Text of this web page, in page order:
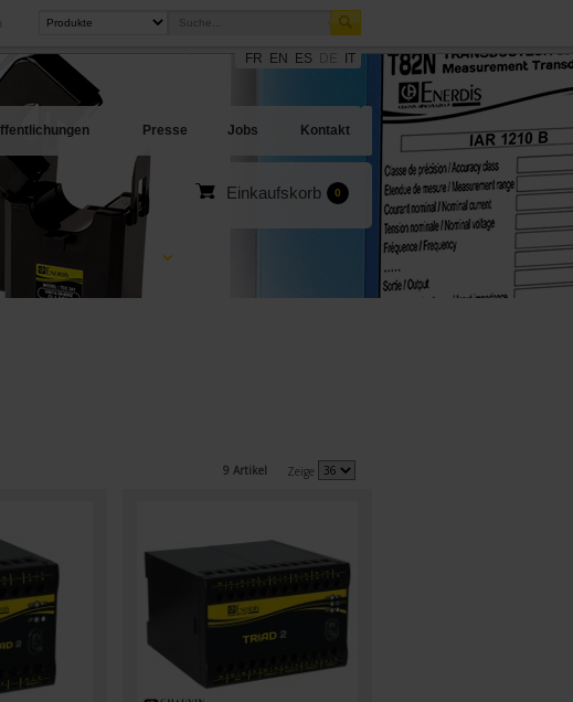
Produkt-Websites
Unsere besten Angebote
FR EN ES IT
Presse Jobs Kontakt
Einkaufskorb 0
9 Artikel Zeige